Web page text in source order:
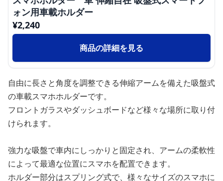
ォン用車載ホルダー
¥2,240
商品の詳細を見る
自由に長さと角度を調整できる伸縮アームを備えた吸盤式
の車載スマホホルダーです。
フロントガラスやダッシュボードなど様々な場所に取り付
けられます。
強力な吸盤で車内にしっかりと固定され、アームの柔軟性
によって最適な位置にスマホを配置できます。
ホルダー部分はスプリング式で、様々なサイズのスマホに